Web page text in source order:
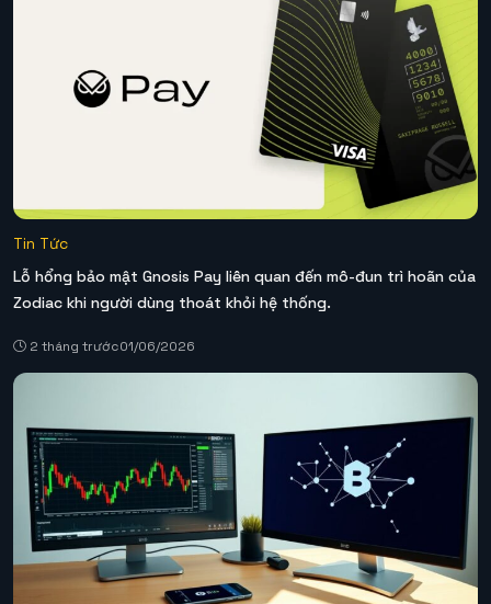
Tin Tức
Lỗ hổng bảo mật Gnosis Pay liên quan đến mô-đun trì hoãn của
Zodiac khi người dùng thoát khỏi hệ thống.
2 tháng trước01/06/2026